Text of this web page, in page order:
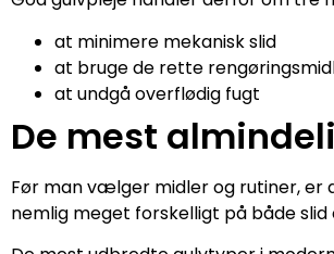
at minimere mekanisk slid
at bruge de rette
at undgå overflødig fugt
De mest
Før man vælger midler og rutiner, er
nemlig meget forskelligt på både slid